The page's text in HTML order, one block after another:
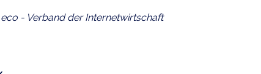
- Verband der Internetwirtschaft